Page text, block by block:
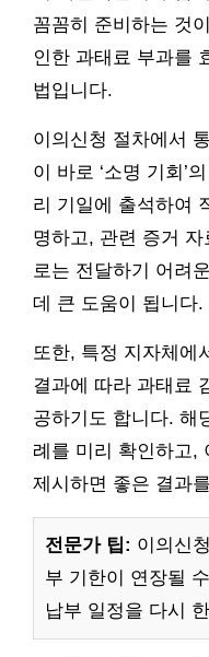
꼼꼼히 준비하는 것
인한 과태료 부과를
법입니다.
이의신청 절차에서
이 바로 ‘소명 기회’
리 기일에 출석하여
명하고, 관련 증거
로는 전달하기 어려
데 큰 도움이 됩니다.
또한, 특정 지자체에
결과에 따라 과태료
공하기도 합니다. 해
례를 미리 확인하고,
제시하면 좋은 결과
전문가 팁: 이의신
부 기한이 연장될
납부 일정을 다시